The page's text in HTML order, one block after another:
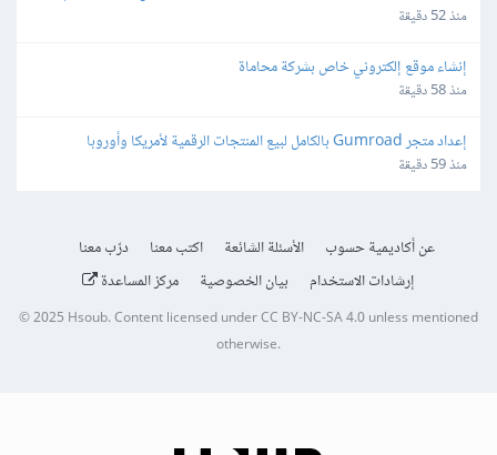
المحاسبي والمخزني والتقارير
منذ 52 دقيقة
إنشاء موقع إلكتروني خاص بشركة محاماة
منذ 58 دقيقة
إعداد متجر Gumroad بالكامل لبيع المنتجات الرقمية لأمريكا وأوروبا
منذ 59 دقيقة
عن أكاديمية حسوب الأسئلة الشائعة اكتب معنا
درّب معنا
إرشادات الاستخدام
بيان الخصوصية مركز المساعدة
© 2025 Hsoub.Content licensed underCC BY-NC-SA 4.0unless mentioned
otherwise.